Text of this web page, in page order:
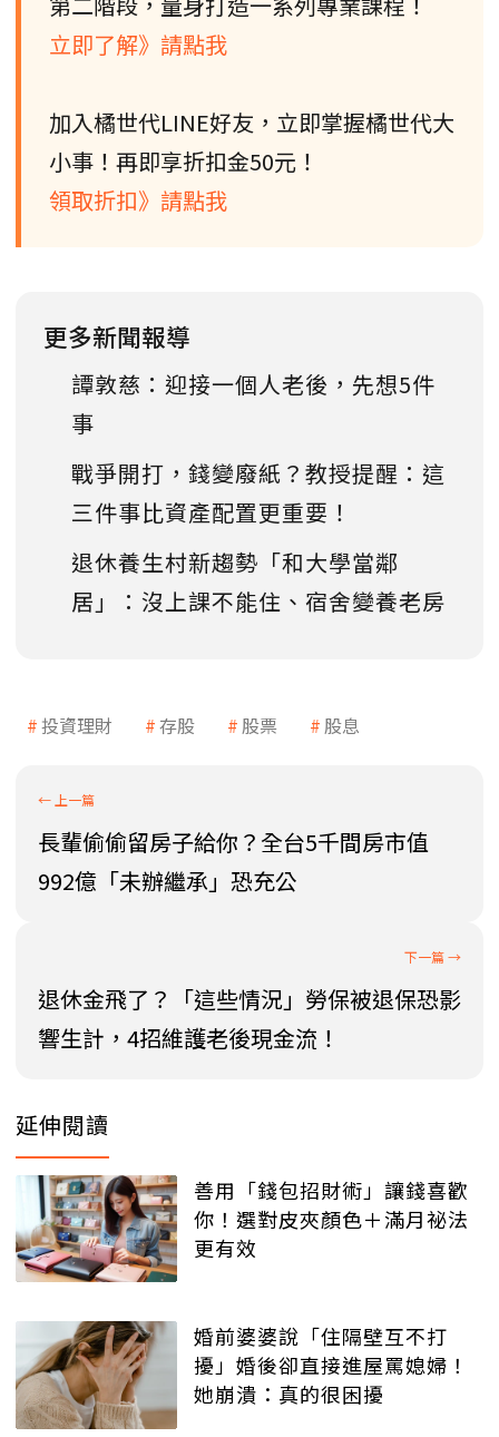
立即了解》請點我
加入橘世代LINE好友，立即掌握橘世代大
小事！再即享折扣金50元！
領取折扣》請點我
更多新聞報導
譚敦慈：迎接一個人老後，先想5件
事
戰爭開打，錢變廢紙？教授提醒：這
三件事比資產配置更重要！
退休養生村新趨勢「和大學當鄰
居」：沒上課不能住、宿舍變養老房
投資理財 存股 股票 股息
長輩偷偷留房子給你？全台5千間房市值
992億「未辦繼承」恐充公
退休金飛了？「這些情況」勞保被退保恐影
響生計，4招維護老後現金流！
延伸閱讀
善用「錢包招財術」讓錢喜歡
你！選對皮夾顏色＋滿月祕法
更有效
婚前婆婆說「住隔壁互不打
擾」婚後卻直接進屋罵媳婦！
她崩潰：真的很困擾